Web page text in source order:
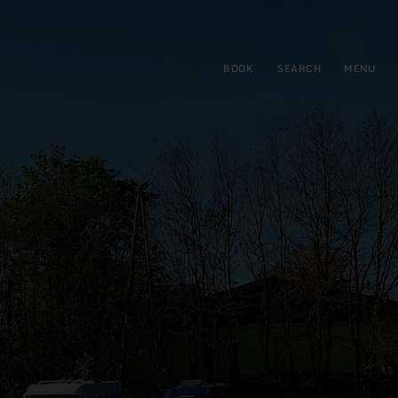
BOOK SEARCH MENU